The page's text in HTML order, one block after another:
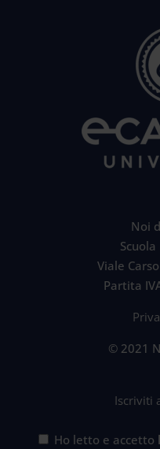
Noi
Viale
Partita
© 2021
Iscriviti
Ho letto e accetto